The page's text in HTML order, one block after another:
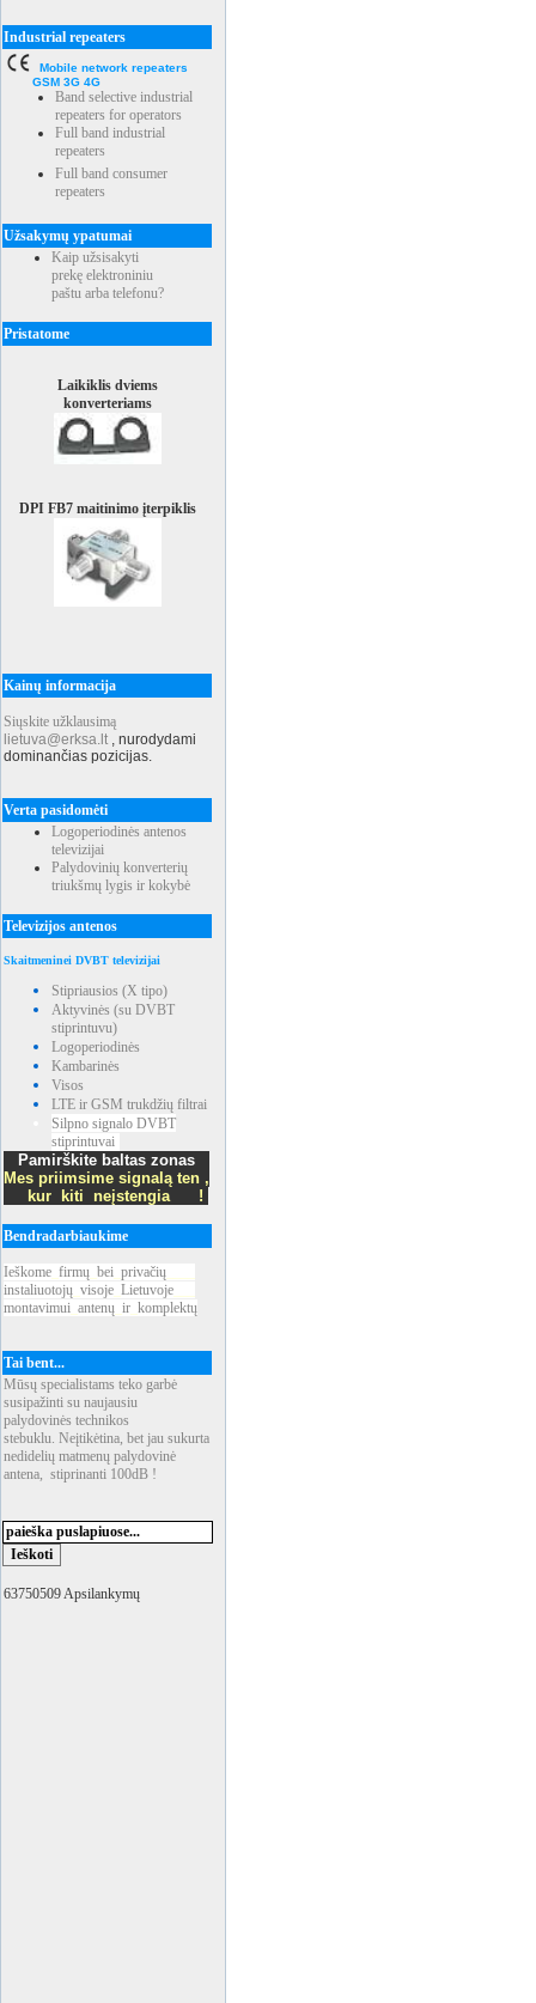
Industrial repeaters
Mobile network repeaters
GSM 3G 4G
Band selective industrial
repeaters for operators
Full band industrial
repeaters
Full band consumer
repeaters
Užsakymų ypatumai
Kaip užsisakyti
prekę elektroniniu
paštu arba telefonu?
Pristatome
Laikiklis dviems
konverteriams
DPI FB7 maitinimo įterpiklis
Kainų informacija
Siųskite užklausimą
lietuva@erksa.lt , nurodydami
dominančias pozicijas.
Verta pasidomėti
Logoperiodinės antenos
televizijai
Palydovinių konverterių
triukšmų lygis ir kokybė
Televizijos antenos
Skaitmeninei DVBT televizijai
Stipriausios (X tipo)
Aktyvinės (su DVBT
stiprintuvu)
Logoperiodinės
Kambarinės
Visos
LTE ir GSM trukdžių filtrai
Silpno signalo DVBT
stiprintuvai
Pamirškite baltas zonas
Mes priimsime signalą ten ,
kur kiti neįstengia !
Bendradarbiaukime
Ieškome firmų bei privačių
instaliuotojų visoje Lietuvoje
montavimui antenų ir komplektų
Tai bent...
Mūsų specialistams teko garbė
susipažinti su naujausiu
palydovinės technikos
stebuklu. Neįtikėtina, bet jau sukurta
nedidelių matmenų palydovinė
antena, stiprinanti 100dB !
63750509 Apsilankymų